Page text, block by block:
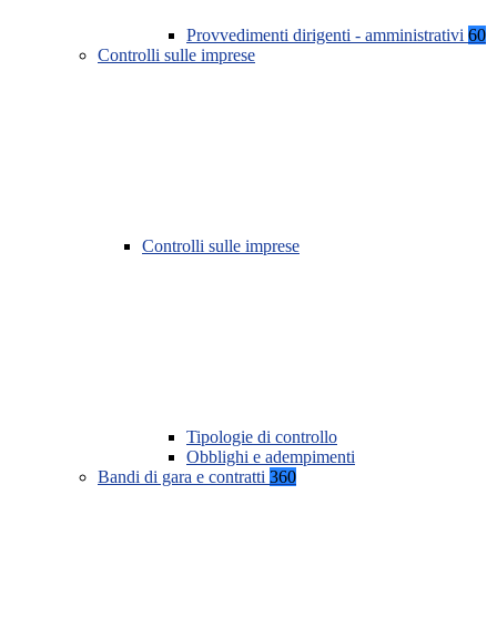
Provvedimenti dirigenti - amministrativi 60
Controlli sulle imprese
Controlli sulle imprese
Tipologie di controllo
Obblighi e adempimenti
Bandi di gara e contratti 360